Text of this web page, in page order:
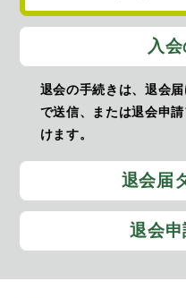
入
退会の手続きは、退会
で送信、または退会申
けます。
退会届
退会